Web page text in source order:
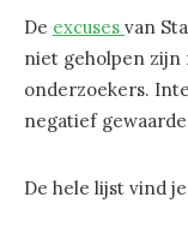
De excuses van
niet geholpen zijn
onderzoekers.
negatief
De hele lijst vind je